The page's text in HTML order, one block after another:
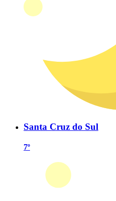
Santa Cruz do Sul
7º